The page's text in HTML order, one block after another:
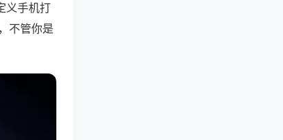
义手机打
不管你是